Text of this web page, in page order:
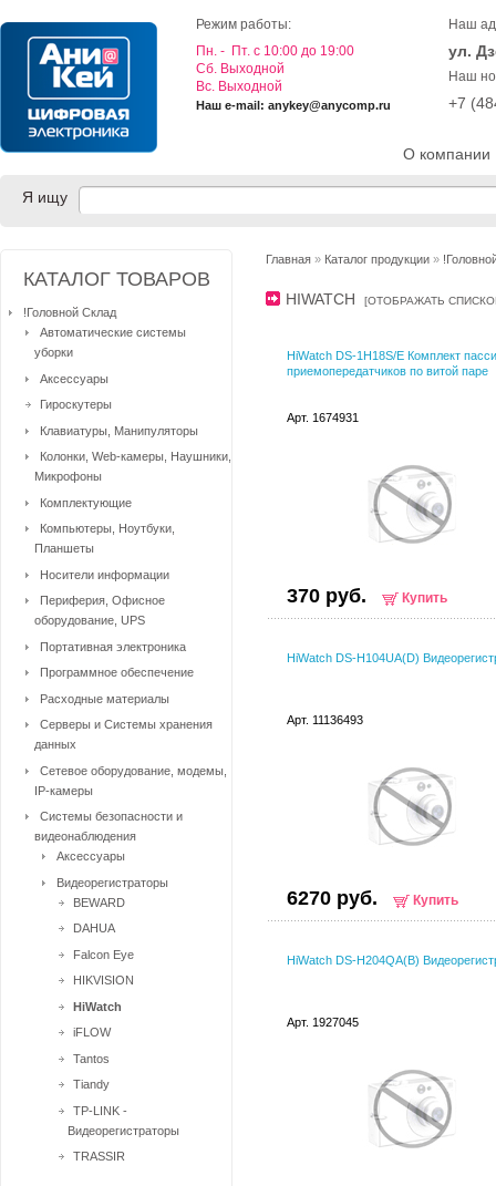
О компании
Режим работы:
Пн. - Пт. с 10:00 до 19:00
Cб. Выходной
Вс. Выходной
Наш e-mail: anykey@anycomp.ru
Наш
ул.
Наш
+7
Я ищу
Главная » Каталог продукции »
HIWATCH [ОТОБРАЖАТЬ
HiWatch DS-1H18S/E Комплект
приемопередатчиков по витой паре
Арт. 1674931
370 руб. Купить
HiWatch DS-H104UA(D)
Арт. 11136493
6270 руб. Купить
HiWatch DS-H204QA(B)
Арт. 1927045
КАТАЛОГ ТОВАРОВ
!Головной Склад
Автоматические системы
уборки
Аксессуары
Гироскутеры
Клавиатуры, Манипуляторы
Колонки, Web-камеры, Наушники,
Микрофоны
Комплектующие
Компьютеры, Ноутбуки,
Планшеты
Носители информации
Периферия, Офисное
оборудование, UPS
Портативная электроника
Программное обеспечение
Расходные материалы
Серверы и Системы хранения
данных
Сетевое оборудование, модемы,
IP-камеры
Системы безопасности и
видеонаблюдения
Аксессуары
Видеорегистраторы
BEWARD
DAHUA
Falcon Eye
HIKVISION
HiWatch
iFLOW
Tantos
Tiandy
TP-LINK -
Видеорегистраторы
TRASSIR